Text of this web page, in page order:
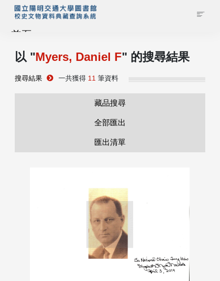
首頁
藏品查詢
以 "Myers, Daniel F" 的搜尋結果
搜尋結果 一共獲得 11 筆資料
藏品搜尋
全部匯出
匯出清單